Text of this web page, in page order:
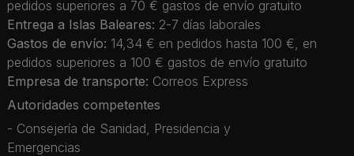
pedidos superiores a 70 € gastos de envío gratuito
Entrega a Islas Baleares: 2-7 días laborales
Gastos de envío: 14,34 € en pedidos hasta 100 €, en
pedidos superiores a 100 € gastos de envío gratuito
Empresa de transporte: Correos Express
Autoridades competentes
- Consejería de Sanidad, Presidencia y
Emergencias